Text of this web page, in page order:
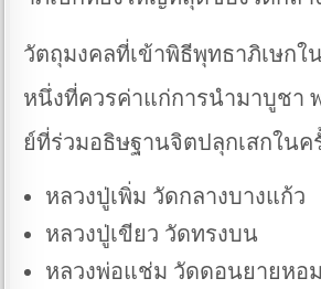
วัตถุมงคลที่เข้าพิธีพุทธาภิเษกใ
หนึ่งที่ควรค่าแก่การนำมาบูชา พ
ย์ที่ร่วมอธิษฐานจิตปลุกเสกในค
หลวงปู่เพิ่ม วัดกลางบางแก้ว
หลวงปู่เขียว วัดทรงบน
หลวงพ่อแช่ม วัดดอนยายหอม